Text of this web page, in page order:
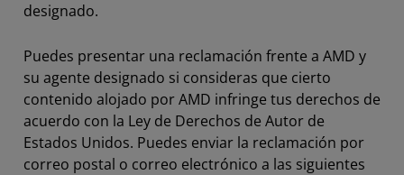
designado.
Puedes presentar una reclamación frente a AMD y
su agente designado si consideras que cierto
contenido alojado por AMD infringe tus derechos de
acuerdo con la Ley de Derechos de Autor de
Estados Unidos. Puedes enviar la reclamación por
correo postal o correo electrónico a las siguientes